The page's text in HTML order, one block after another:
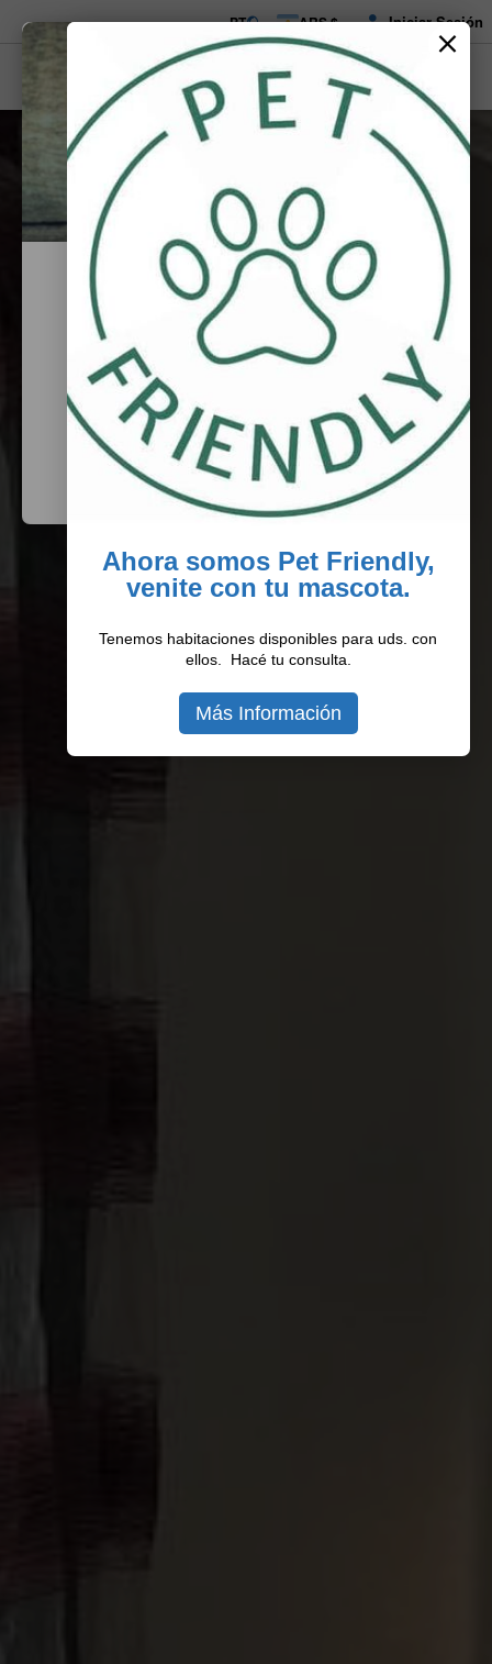
PT ARS $ Iniciar Sesión
Vacaciones de Invierno
3 noches, solo con reserva previa y pago total
adelantado por
transferencia Bancaria. Del 17/07 al 03/08
Reservar
Ahora somos Pet Friendly,
venite con tu mascota.
Tenemos habitaciones disponibles para uds. con
ellos. Hacé tu consulta.
Más Información